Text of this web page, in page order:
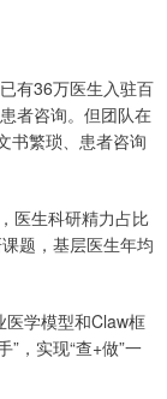
有36万医生入驻百
者咨询。但团队在
书繁琐、患者咨询
医生科研精力占比
题，基层医生年均
医学模型和Claw框
”，实现“查+做”一